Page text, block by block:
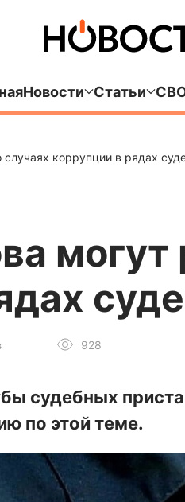
Новости Статьи
коррупции в рядах
могут
928
судебных
по этой теме.